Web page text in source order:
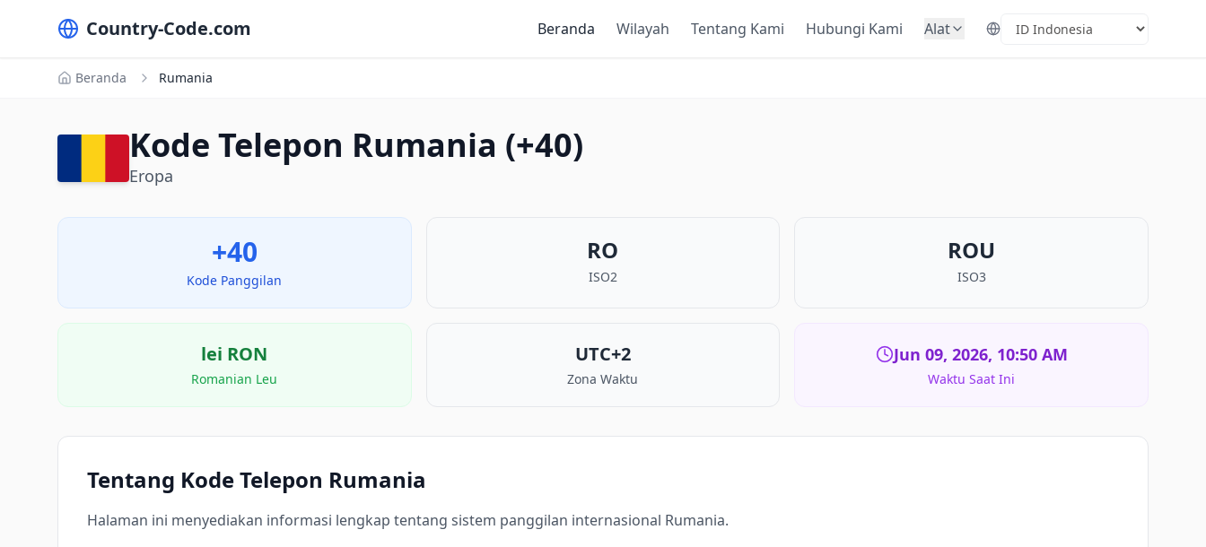
Country-Code.com Beranda Wilayah Tentang Kami Hubungi Kami Alat Select Language
Beranda Rumania
Kode Telepon Rumania (+40)
Eropa
+40
Kode Panggilan
RO
ISO2
ROU
ISO3
lei RON
Romanian Leu
UTC+2
Zona Waktu
Jun 09, 2026, 10:50 AM
Waktu Saat Ini
Tentang Kode Telepon Rumania
Halaman ini menyediakan informasi lengkap tentang sistem panggilan internasional Rumania.